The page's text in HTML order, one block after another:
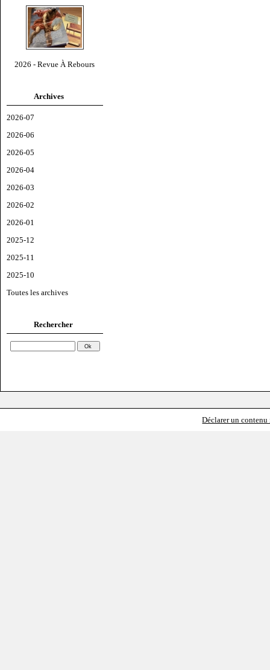
2026 - Revue À Rebours
Archives
2026-07
2026-06
2026-05
2026-04
2026-03
2026-02
2026-01
2025-12
2025-11
2025-10
Toutes les archives
Rechercher
Déclarer un